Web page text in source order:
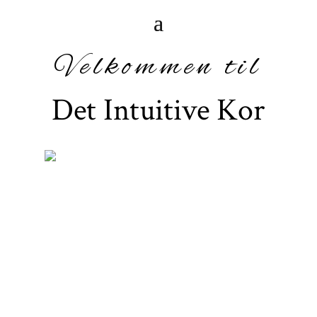
Velkommen til
Det Intuitive Kor